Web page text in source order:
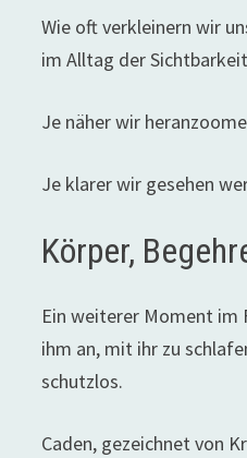
Wie oft verkleinern wir
im Alltag der
Je näher wir
Je klarer wir gesehen
Körper,
Ein weiterer Moment im
ihm an, mit ihr zu
schutzlos.
Caden, gezeichnet von